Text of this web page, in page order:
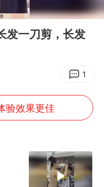
招聘不是人情买卖”
区17楼玻璃幕墙爆裂
新华社权威快报|我国编制完成新版全月地质图
职工“应休尽休”的底气
曝张一鸣下死命令：不依赖AI蒸馏技术
00:11
发一刀剪，长发
1
验效果更佳